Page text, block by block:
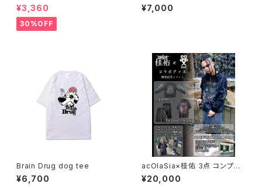
¥3,360
30%OFF
¥7,000
Brain Drug dog tee
¥6,700
acOlaSia×桂佑 3点 コンプリ
ートセット
¥20,000